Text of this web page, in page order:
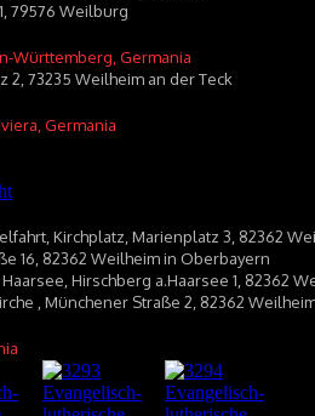
79576 Weilburg
Württemberg, Germania
2, 73235 Weilheim an der Teck
Germania
Kirchplatz, Marienplatz 3, 82362
16, 82362 Weilheim in Oberbayern
Hirschberg a.Haarsee 1, 82362
, Münchener Straße 2, 82362